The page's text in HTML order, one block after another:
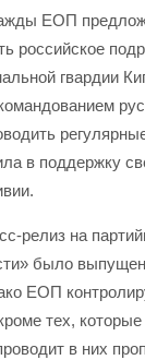
ЕОП
российское
гвардии
в поддержку
релиз на
было
ЕОП
тех,
в них